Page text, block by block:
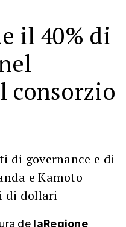
il 40% di
consorzio
di governance e di
e Kamoto
di dollari
de laRegione